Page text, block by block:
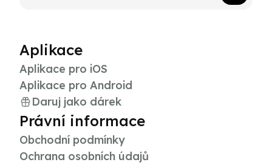
Aplikace
Aplikace pro iOS
Aplikace pro Android
Daruj jako dárek
Právní informace
Obchodní podmínky
Ochrana osobních údajů